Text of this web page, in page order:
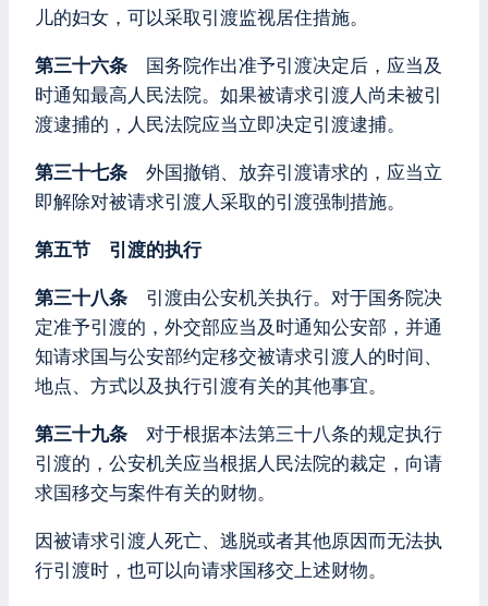
儿的妇女，可以采取引渡监视居住措施。
第三十六条 国务院作出准予引渡决定后，应当及
时通知最高人民法院。如果被请求引渡人尚未被引
渡逮捕的，人民法院应当立即决定引渡逮捕。
第三十七条 外国撤销、放弃引渡请求的，应当立
即解除对被请求引渡人采取的引渡强制措施。
第五节 引渡的执行
第三十八条 引渡由公安机关执行。对于国务院决
定准予引渡的，外交部应当及时通知公安部，并通
知请求国与公安部约定移交被请求引渡人的时间、
地点、方式以及执行引渡有关的其他事宜。
第三十九条 对于根据本法第三十八条的规定执行
引渡的，公安机关应当根据人民法院的裁定，向请
求国移交与案件有关的财物。
因被请求引渡人死亡、逃脱或者其他原因而无法执
行引渡时，也可以向请求国移交上述财物。